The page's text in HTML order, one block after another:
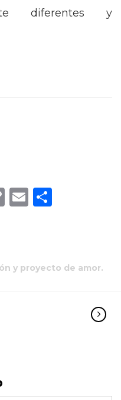
diferentes y
CopyEmail
y proyecto de amor.